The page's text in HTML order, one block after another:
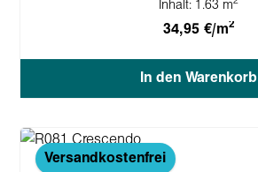
Inhalt: 1.63 m
34,95 €/m2
In den Warenkorb
Versandkostenfrei